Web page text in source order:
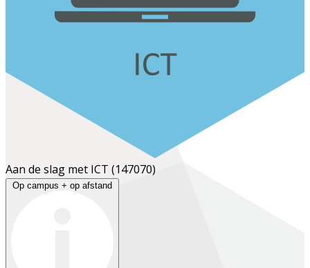
Aan de slag met ICT (147070)
Op campus + op afstand